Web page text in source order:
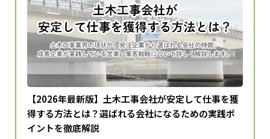
【2026年最新版】土木工事会社が安定して仕事を獲
得する方法とは？選ばれる会社になるための実践ポ
イントを徹底解説